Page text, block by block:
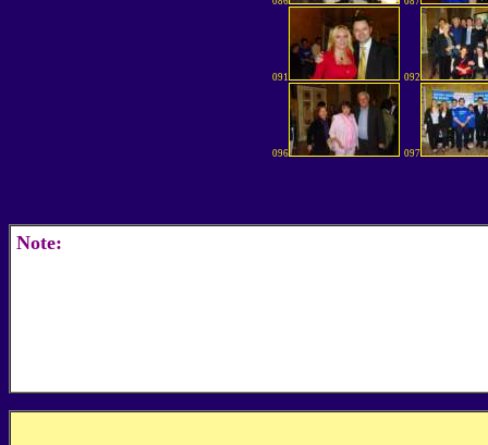
091 092
096 097
Note: